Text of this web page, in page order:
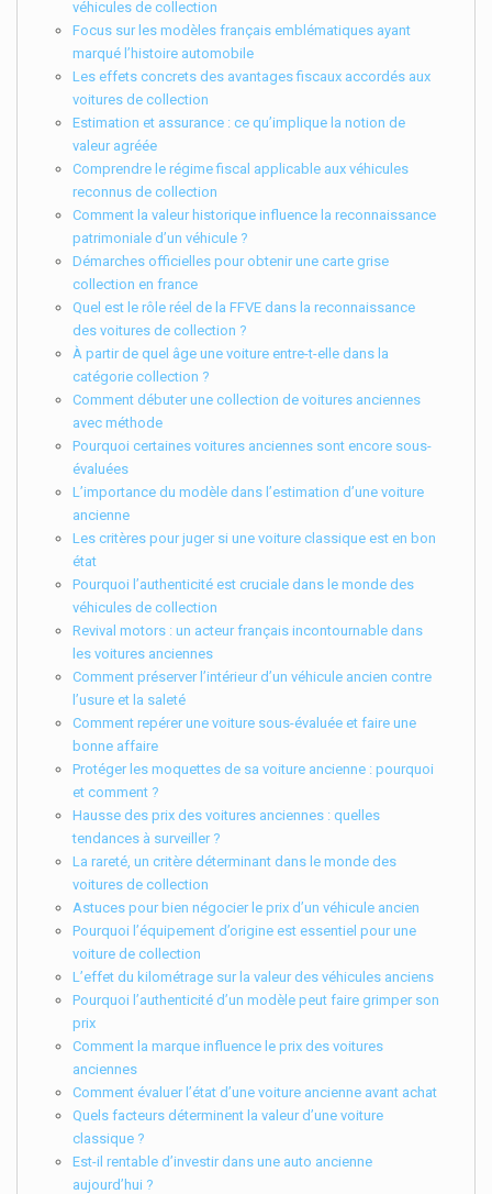
véhicules de collection
Focus sur les modèles français emblématiques ayant
marqué l’histoire automobile
Les effets concrets des avantages fiscaux accordés aux
voitures de collection
Estimation et assurance : ce qu’implique la notion de
valeur agréée
Comprendre le régime fiscal applicable aux véhicules
reconnus de collection
Comment la valeur historique influence la reconnaissance
patrimoniale d’un véhicule ?
Démarches officielles pour obtenir une carte grise
collection en france
Quel est le rôle réel de la FFVE dans la reconnaissance
des voitures de collection ?
À partir de quel âge une voiture entre-t-elle dans la
catégorie collection ?
Comment débuter une collection de voitures anciennes
avec méthode
Pourquoi certaines voitures anciennes sont encore sous-
évaluées
L’importance du modèle dans l’estimation d’une voiture
ancienne
Les critères pour juger si une voiture classique est en bon
état
Pourquoi l’authenticité est cruciale dans le monde des
véhicules de collection
Revival motors : un acteur français incontournable dans
les voitures anciennes
Comment préserver l’intérieur d’un véhicule ancien contre
l’usure et la saleté
Comment repérer une voiture sous-évaluée et faire une
bonne affaire
Protéger les moquettes de sa voiture ancienne : pourquoi
et comment ?
Hausse des prix des voitures anciennes : quelles
tendances à surveiller ?
La rareté, un critère déterminant dans le monde des
voitures de collection
Astuces pour bien négocier le prix d’un véhicule ancien
Pourquoi l’équipement d’origine est essentiel pour une
voiture de collection
L’effet du kilométrage sur la valeur des véhicules anciens
Pourquoi l’authenticité d’un modèle peut faire grimper son
prix
Comment la marque influence le prix des voitures
anciennes
Comment évaluer l’état d’une voiture ancienne avant achat
Quels facteurs déterminent la valeur d’une voiture
classique ?
Est-il rentable d’investir dans une auto ancienne
aujourd’hui ?